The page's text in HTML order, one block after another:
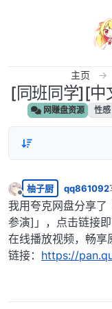
主页
[同班同学][中
网赚盘资源 性感
离线
柚子厨 qq861092
我用夸克网盘分享
参演]」，点击链接
在线播放视频，畅享
链接： https://